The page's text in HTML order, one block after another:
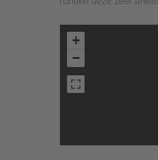
+
−